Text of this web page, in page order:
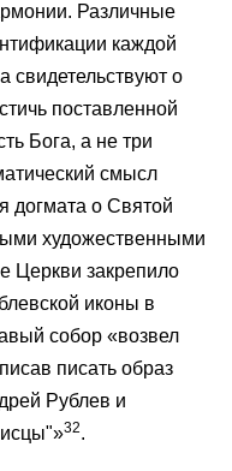
Различные
каждой
свидетельствуют о
поставленной
Бога, а не три
смысл
догмата о Святой
художественными
Церкви закрепило
иконы в
собор «возвел
писать образ
Рублев и
32.